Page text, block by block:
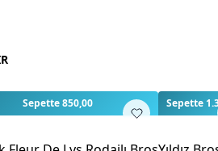
Bu ürün için henüz değerlendirme
Sepette 850,00 Sepette